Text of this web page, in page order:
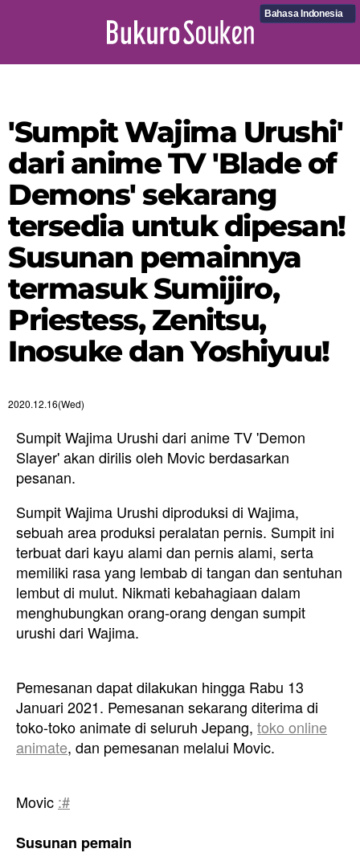
Bahasa Indonesia
'Sumpit Wajima Urushi'
dari anime TV 'Blade of
Demons' sekarang
tersedia untuk dipesan!
Susunan pemainnya
termasuk Sumijiro,
Priestess, Zenitsu,
Inosuke dan Yoshiyuu!
2020.12.16(Wed)
Sumpit Wajima Urushi dari anime TV 'Demon
Slayer' akan dirilis oleh Movic berdasarkan
pesanan.
Sumpit Wajima Urushi diproduksi di Wajima,
sebuah area produksi peralatan pernis. Sumpit ini
terbuat dari kayu alami dan pernis alami, serta
memiliki rasa yang lembab di tangan dan sentuhan
lembut di mulut. Nikmati kebahagiaan dalam
menghubungkan orang-orang dengan sumpit
urushi dari Wajima.
Pemesanan dapat dilakukan hingga Rabu 13
Januari 2021. Pemesanan sekarang diterima di
toko-toko animate di seluruh Jepang, toko online
animate, dan pemesanan melalui Movic.
Movic :#
Susunan pemain